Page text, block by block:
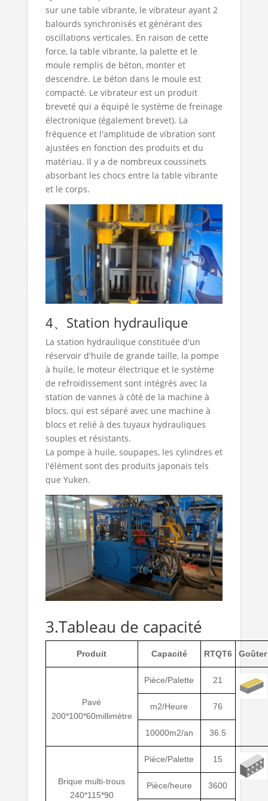
sur une table vibrante, le vibrateur ayant 2
balourds synchronisés et générant des
oscillations verticales. En raison de cette
force, la table vibrante, la palette et le
moule remplis de béton, monter et
descendre. Le béton dans le moule est
compacté. Le vibrateur est un produit
breveté qui a équipé le système de freinage
électronique (également brevet). La
fréquence et l'amplitude de vibration sont
ajustées en fonction des produits et du
matériau. Il y a de nombreux coussinets
absorbant les chocs entre la table vibrante
et le corps.
4、Station hydraulique
La station hydraulique constituée d'un
réservoir d'huile de grande taille, la pompe
à huile, le moteur électrique et le système
de refroidissement sont intégrés avec la
station de vannes à côté de la machine à
blocs, qui est séparé avec une machine à
blocs et relié à des tuyaux hydrauliques
souples et résistants.
La pompe à huile, soupapes, les cylindres et
l'élément sont des produits japonais tels
que Yuken.
3.Tableau de capacité
Produit Capacité RTQT6 Goûter
Pavé
200*100*60millimètre
Pièce/Palette 21
m2/Heure 76
10000m2/an 36.5
Brique multi-trous
240*115*90
Pièce/Palette 15
Pièce/heure 3600